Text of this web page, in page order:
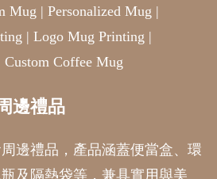
Mug | Personalized Mug |
| Logo Mug Printing |
Custom Coffee Mug
邊禮品
邊禮品，產品涵蓋便當盒、環
及隔熱袋等，兼具實用與美